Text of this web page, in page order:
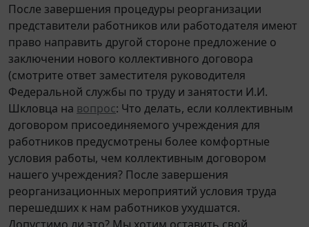
После завершения процедуры реорганизации
представители работников или работодателя имеют
право направить другой стороне предложение о
заключении нового коллективного договора
(смотрите ответ заместителя руководителя
Федеральной службы по труду и занятости И.И.
Шкловца на вопрос: Что делать, если коллективным
договором присоединяемого учреждения для
работников предусмотрены более комфортные
условия работы, чем коллективным договором
нашего учреждения? После завершения
реорганизационных мероприятий условия труда
перешедших к нам работников ухудшатся.